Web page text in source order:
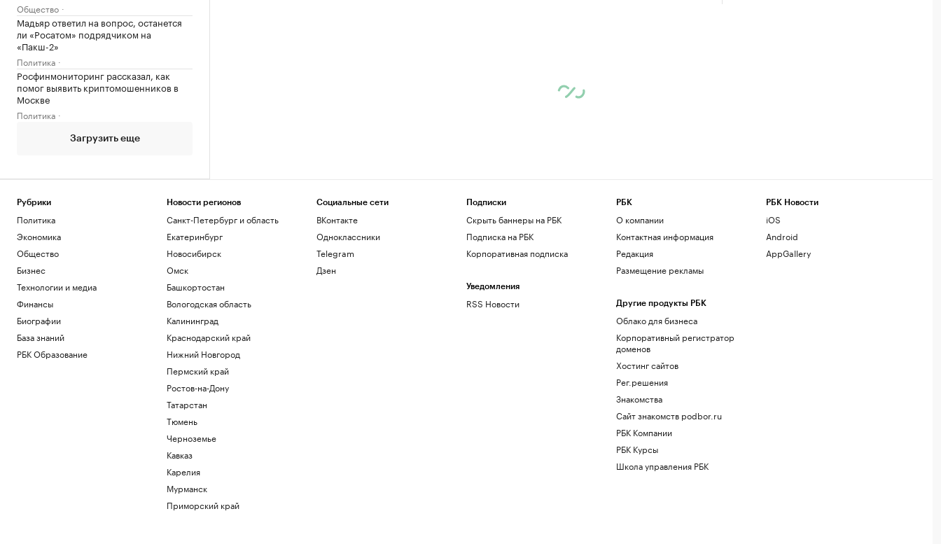
Общество
Мадьяр ответил на вопрос, останется
ли «Росатом» подрядчиком на
«Пакш-2»
Политика
Росфинмониторинг рассказал, как
помог выявить криптомошенников в
Москве
Политика
Загрузить еще
Рубрики
Политика
Экономика
Общество
Бизнес
Технологии и медиа
Финансы
Биографии
База знаний
РБК Образование
Новости регионов
Санкт-Петербург и область
Екатеринбург
Новосибирск
Омск
Башкортостан
Вологодская область
Калининград
Краснодарский край
Нижний Новгород
Пермский край
Ростов-на-Дону
Татарстан
Тюмень
Черноземье
Кавказ
Карелия
Мурманск
Приморский край
Социальные сети
ВКонтакте
Одноклассники
Telegram
Дзен
Подписки
Скрыть баннеры на РБК
Подписка на РБК
Корпоративная подписка
Уведомления
RSS Новости
РБК
О компании
Контактная информация
Редакция
Размещение рекламы
Другие продукты РБК
Облако для бизнеса
Корпоративный регистратор
доменов
Хостинг сайтов
Рег.решения
Знакомства
Сайт знакомств podbor.ru
РБК Компании
РБК Курсы
Школа управления РБК
РБК Новости
iOS
Android
AppGallery